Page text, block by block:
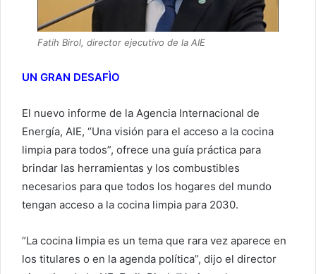
Fatih Birol, director ejecutivo de la AIE
UN GRAN DESAFÌO
El nuevo informe de la Agencia Internacional de
Energía, AIE, “Una visión para el acceso a la cocina
limpia para todos”, ofrece una guía práctica para
brindar las herramientas y los combustibles
necesarios para que todos los hogares del mundo
tengan acceso a la cocina limpia para 2030.
“La cocina limpia es un tema que rara vez aparece en
los titulares o en la agenda política”, dijo el director